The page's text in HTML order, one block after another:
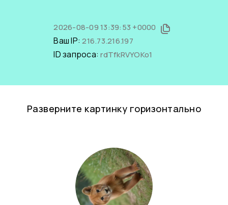
2026-08-09 13:39:53 +0000
Ваш IP:216.73.216.197
ID запроса:rdTfkRVYOKo1
Разверните картинку горизонтально